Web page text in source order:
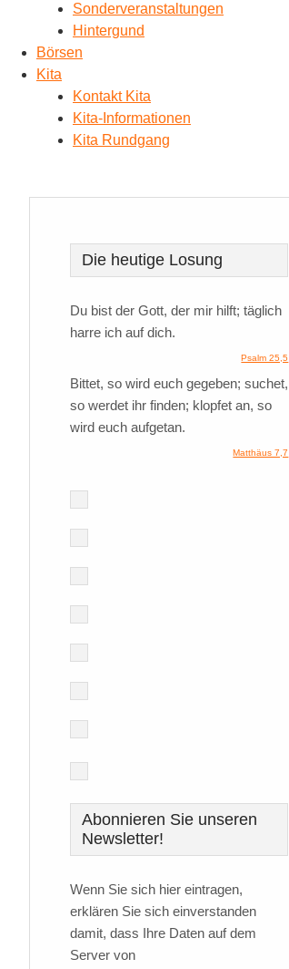
Sonderveranstaltungen
Hintergund
Börsen
Kita
Kontakt Kita
Kita-Informationen
Kita Rundgang
Die heutige Losung
Du bist der Gott, der mir hilft; täglich
harre ich auf dich.
Psalm 25,5
Bittet, so wird euch gegeben; suchet,
so werdet ihr finden; klopfet an, so
wird euch aufgetan.
Matthäus 7,7
Abonnieren Sie unseren
Newsletter!
Wenn Sie sich hier eintragen,
erklären Sie sich einverstanden
damit, dass Ihre Daten auf dem
Server von